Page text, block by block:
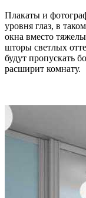
Плакаты и
уровня глаз, в
окна вместо
шторы светлых
будут пропускать
расширит комнату.